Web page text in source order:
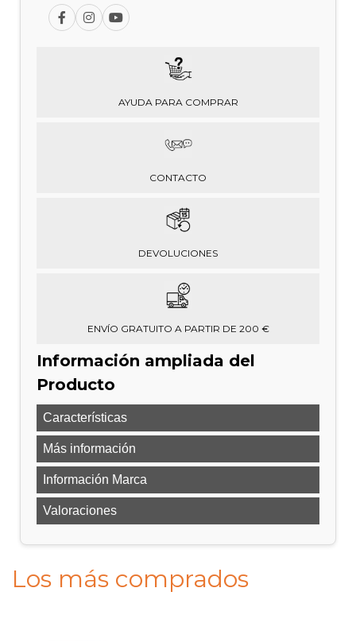
AYUDA PARA COMPRAR
CONTACTO
DEVOLUCIONES
ENVÍO GRATUITO A PARTIR DE 200 €
Información ampliada del
Producto
Características
Más información
Información Marca
Valoraciones
Los más comprados